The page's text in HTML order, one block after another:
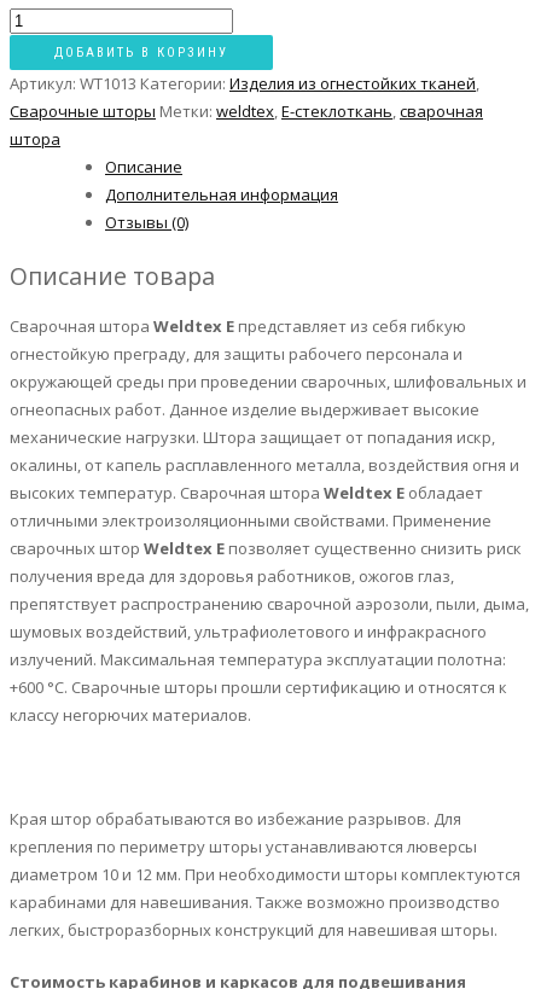
ДОБАВИТЬ В КОРЗИНУ
Артикул: WT1013 Категории: Изделия из огнестойких тканей,
Сварочные шторы Метки: weldtex,Е-стеклоткань,сварочная
штора
Описание
Дополнительная информация
Отзывы (0)
Описание товара
Сварочная штора Weldtex E представляет из себя гибкую
огнестойкую преграду, для защиты рабочего персонала и
окружающей среды при проведении сварочных, шлифовальных и
огнеопасных работ. Данное изделие выдерживает высокие
механические нагрузки. Штора защищает от попадания искр,
окалины, от капель расплавленного металла, воздействия огня и
высоких температур. Сварочная штора Weldtex E обладает
отличными электроизоляционными свойствами. Применение
сварочных штор Weldtex E позволяет существенно снизить риск
получения вреда для здоровья работников, ожогов глаз,
препятствует распространению сварочной аэрозоли, пыли, дыма,
шумовых воздействий, ультрафиолетового и инфракрасного
излучений. Максимальная температура эксплуатации полотна:
+600 °С. Сварочные шторы прошли сертификацию и относятся к
классу негорючих материалов.
Края штор обрабатываются во избежание разрывов. Для
крепления по периметру шторы устанавливаются люверсы
диаметром 10 и 12 мм. При необходимости шторы комплектуются
карабинами для навешивания. Также возможно производство
легких, быстроразборных конструкций для навешивая шторы.
Стоимость карабинов и каркасов для подвешивания